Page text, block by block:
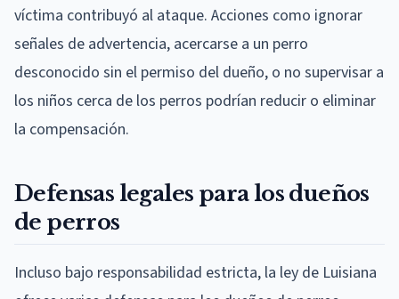
víctima contribuyó al ataque. Acciones como ignorar
señales de advertencia, acercarse a un perro
desconocido sin el permiso del dueño, o no supervisar a
los niños cerca de los perros podrían reducir o eliminar
la compensación.
Defensas legales para los dueños
de perros
Incluso bajo responsabilidad estricta, la ley de Luisiana